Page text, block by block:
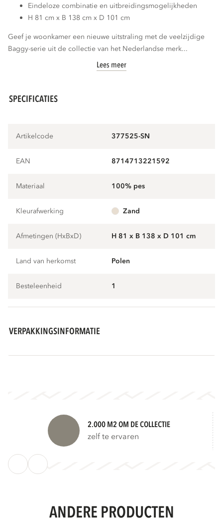
Eindeloze combinatie en uitbreidingsmogelijkheden
H 81 cm x B 138 cm x D 101 cm
Geef je woonkamer een nieuwe uitstraling met de veelzijdige
Baggy-serie uit de collectie van het Nederlandse merk...
Lees meer
SPECIFICATIES
Artikelcode 377525-SN
EAN 8714713221592
Materiaal 100% pes
Kleurafwerking zand
Afmetingen (HxBxD) H 81 x B 138 x D 101 cm
Land van herkomst Polen
Besteleenheid 1
VERPAKKINGSINFORMATIE
2.000 M2 OM DE COLLECTIE
zelf te ervaren
ANDERE PRODUCTEN